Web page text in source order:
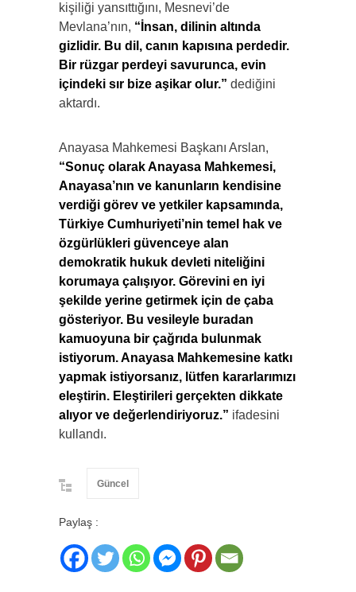
kişiliği yansıttığını, Mesnevi’de
Mevlana’nın, “İnsan, dilinin altında
gizlidir. Bu dil, canın kapısına perdedir.
Bir rüzgar perdeyi savurunca, evin
içindeki sır bize aşikar olur.” dediğini
aktardı.
Anayasa Mahkemesi Başkanı Arslan,
“Sonuç olarak Anayasa Mahkemesi,
Anayasa’nın ve kanunların kendisine
verdiği görev ve yetkiler kapsamında,
Türkiye Cumhuriyeti’nin temel hak ve
özgürlükleri güvenceye alan
demokratik hukuk devleti niteliğini
korumaya çalışıyor. Görevini en iyi
şekilde yerine getirmek için de çaba
gösteriyor. Bu vesileyle buradan
kamuoyuna bir çağrıda bulunmak
istiyorum. Anayasa Mahkemesine katkı
yapmak istiyorsanız, lütfen kararlarımızı
eleştirin. Eleştirileri gerçekten dikkate
alıyor ve değerlendiriyoruz.” ifadesini
kullandı.
Güncel
Paylaş :